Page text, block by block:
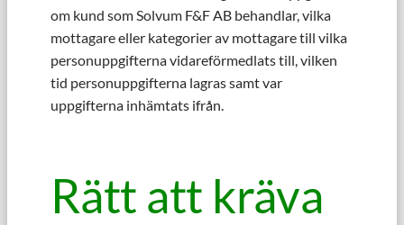
om kund som Solvum F&F AB behandlar, vilka
mottagare eller kategorier av mottagare till vilka
personuppgifterna vidareförmedlats till, vilken
tid personuppgifterna lagras samt var
uppgifterna inhämtats ifrån.
Rätt att kräva